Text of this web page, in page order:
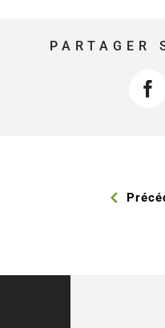
PARTAGER